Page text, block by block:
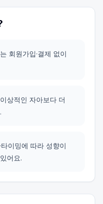
회원가입·결제 없이
상적인 자아보다 더
이밍에 따라 성향이
어요.